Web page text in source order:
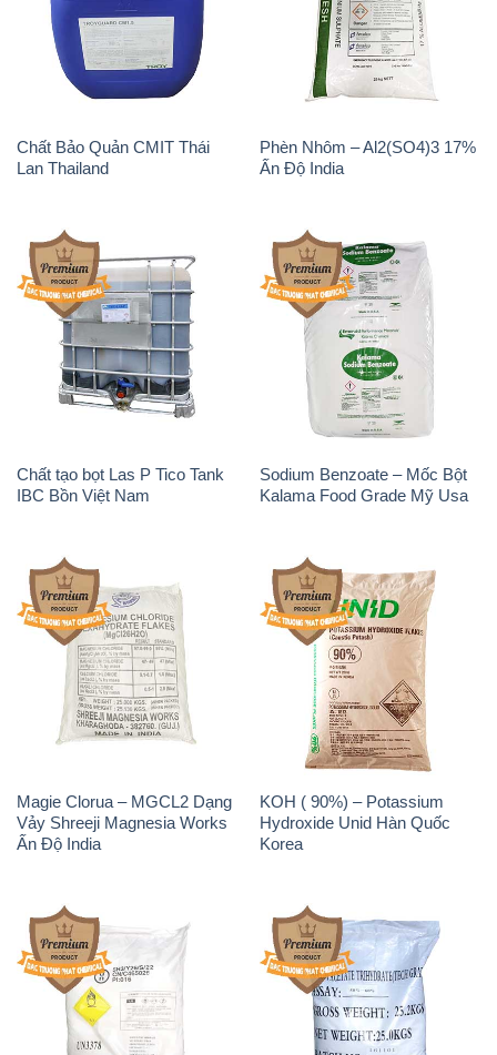
Chất Bảo Quản CMIT Thái
Lan Thailand
Phèn Nhôm – Al2(SO4)3 17%
Ấn Độ India
Chất tạo bọt Las P Tico Tank
IBC Bồn Việt Nam
Sodium Benzoate – Mốc Bột
Kalama Food Grade Mỹ Usa
Magie Clorua – MGCL2 Dạng
Vảy Shreeji Magnesia Works
Ấn Độ India
KOH ( 90%) – Potassium
Hydroxide Unid Hàn Quốc
Sodium Percarbonate Dạng
Bột Trung Quốc China
Sodium Acetate – Natri
Acetate Trung Quốc China